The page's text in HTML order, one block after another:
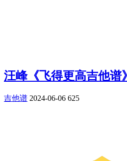
汪峰《飞得更高吉他谱
吉他谱 2024-06-06 625